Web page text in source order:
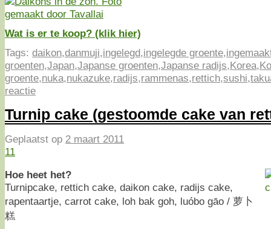
Wat is er te koop? (klik hier)
Tags: daikon,danmuji,ingelegd,ingelegde groente,
groenten,Japan,Japanse groenten,Japanse radijs,Korea,
groente,nuka,nukazuke,radijs,rammenas,rettich,sushi,
reactie
Turnip cake (gestoomde cake van
Geplaatst op 2 maart 2011
11
Hoe heet het?
Turnipcake, rettich cake, daikon cake, radijs cake,
rapentaartje, carrot cake, loh bak goh, luóbo gāo / 萝卜
糕